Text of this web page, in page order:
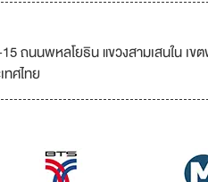
ถนนพหลโยธิน แขวงสามเสนใน เ
ศไทย